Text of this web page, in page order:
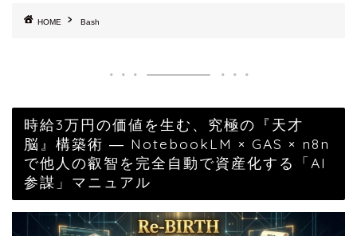
HOME Bash
時給3万円の価値を生む、究極の『天才
脳』構築術 ― NotebookLM × GAS × n8n
で他人の叡智を完全自動で資産化する「AI
参謀」マニュアル